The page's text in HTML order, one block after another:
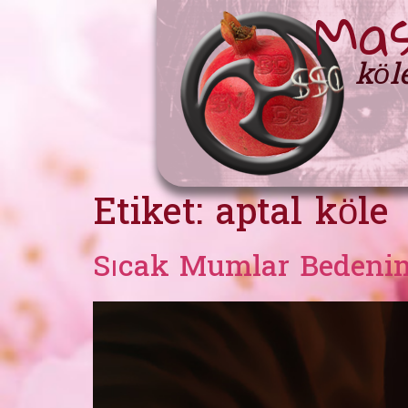
Etiket:aptal köle
Sıcak Mumlar